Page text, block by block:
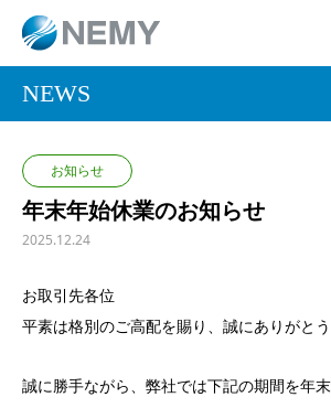
NEWS
お知らせ
年末年始休業のお知らせ
2025.12.24
お取引先各位
平素は格別のご高配を賜り、誠にありがとう
誠に勝手ながら、弊社では下記の期間を年